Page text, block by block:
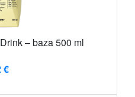
– baza 500 ml
€